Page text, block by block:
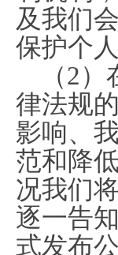
及我们
保护个
（2
律法规
影响、
范和降
况我们
逐一告
式发布